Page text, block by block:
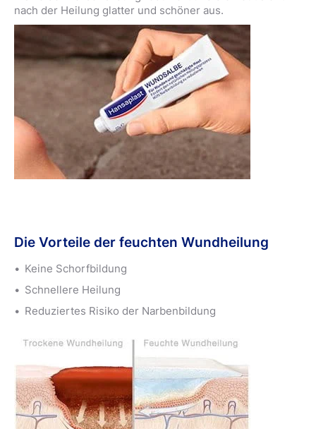
nach der Heilung glatter und schöner aus.
Die Vorteile der feuchten Wundheilung
Keine Schorfbildung
Schnellere Heilung
Reduziertes Risiko der Narbenbildung